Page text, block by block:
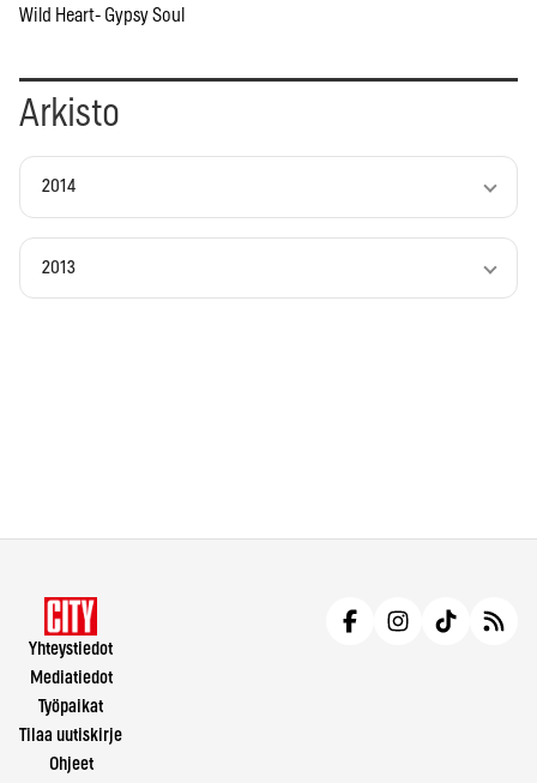
Wild Heart- Gypsy Soul
Arkisto
2014
2013
Yhteystiedot
Mediatiedot
Työpaikat
Tilaa uutiskirje
Ohjeet